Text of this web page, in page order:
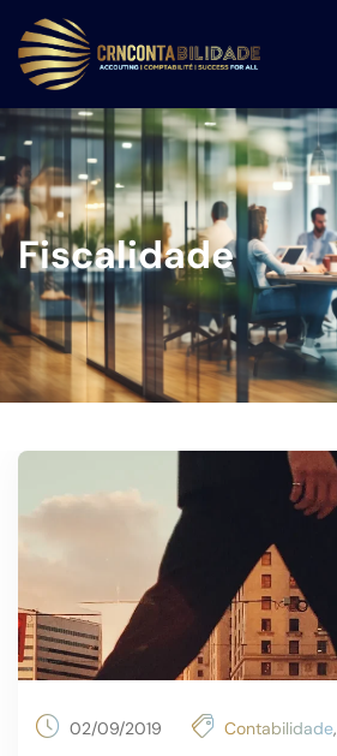
Fiscalidade
02/09/2019 Contabilidade,